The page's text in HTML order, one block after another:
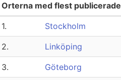
Orterna med flest
1. Stockholm
2. Linköping
3. Göteborg